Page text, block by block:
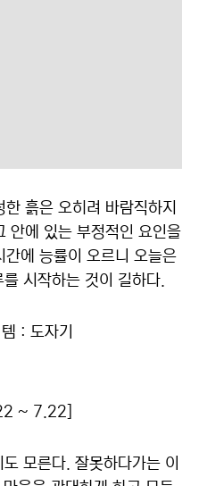
흙은 오히려 바람직하지
안에 있는 부정적인 요인을
에 능률이 오르니 오늘은
시작하는 것이 길하다.
: 도자기
~ 7.22]
모른다. 잘못하다가는 이